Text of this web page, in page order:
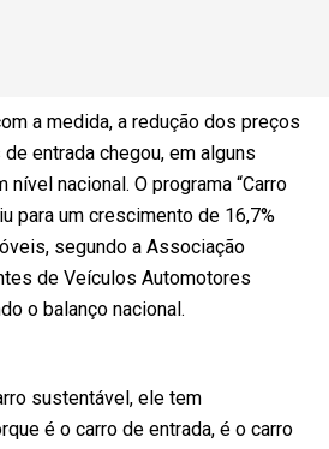
a medida, a redução dos preços
entrada chegou, em alguns
nível nacional. O programa “Carro
para um crescimento de 16,7%
segundo a Associação
de Veículos Automotores
o balanço nacional.
sustentável, ele tem
é o carro de entrada, é o carro